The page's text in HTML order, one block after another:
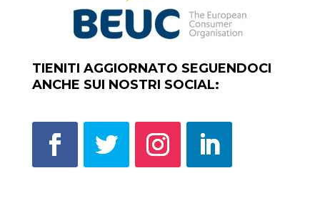
TIENITI AGGIORNATO SEGUENDOCI
ANCHE SUI NOSTRI SOCIAL: